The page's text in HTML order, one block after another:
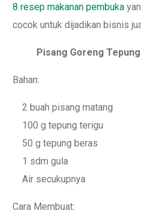
8 resep makanan pembuka
cocok untuk dijadikan bisnis
Pisang Goreng Tepung
Bahan:
2 buah pisang matang
100 g tepung terigu
50 g tepung beras
1 sdm gula
Air secukupnya
Cara Membuat: